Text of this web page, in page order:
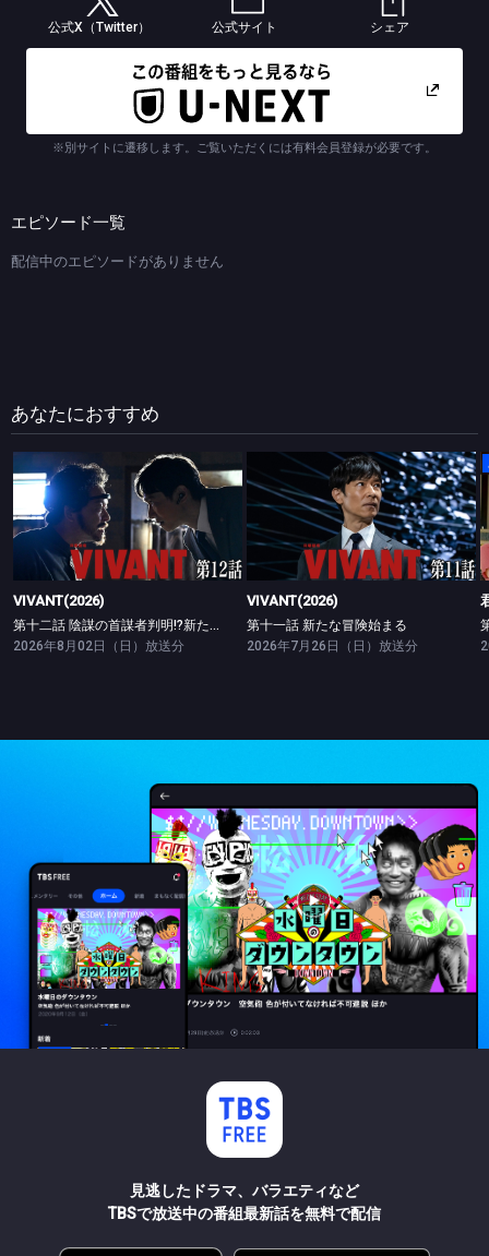
ト＆ダイダロスが手掛ける「ダーウィン」は好調そのもので、差は開くば
かり。形勢逆転を狙う帝国重工の次期社長候補・的場（神田正輝）は、あ
る手段に出る。それは、「ダーウィン」チームに力を貸し、なおかつ帝国
重工の取引先である下請け企業に圧力をかけるというものだった。それに
より、徐々に「ダーウィン」チームから離脱企業が増え、ついには「ダー
ウィン」の在庫が底をつく。思わぬ形でライバルの勢いを止めた佃（阿部
寛）ら佃製作所のメンバーだったが、自分たちの技術力による正当な評価
ではないため、心境は複雑なものだった。逆に、窮地に立たされた重田
公式X（Twitter） 公式サイト シェア
※別サイトに遷移します。ご覧いただくには有料会員登録が必要です。
エピソード一覧
配信中のエピソードがありません
あなたにおすすめ
VIVANT(2026)
VIVANT(2026)
第十二話 陰謀の首謀者判明!?新たな仲間との対峙
2026年8月02日（日）放送分
VIVANT(2026)
第十一話 新たな冒険始まる
VIVANT(2026)
第十一話 新たな冒険始まる
2026年7月26日（日）放送分
見逃したドラマ、バラエティなど
TBSで放送中の番組最新話を無料で配信